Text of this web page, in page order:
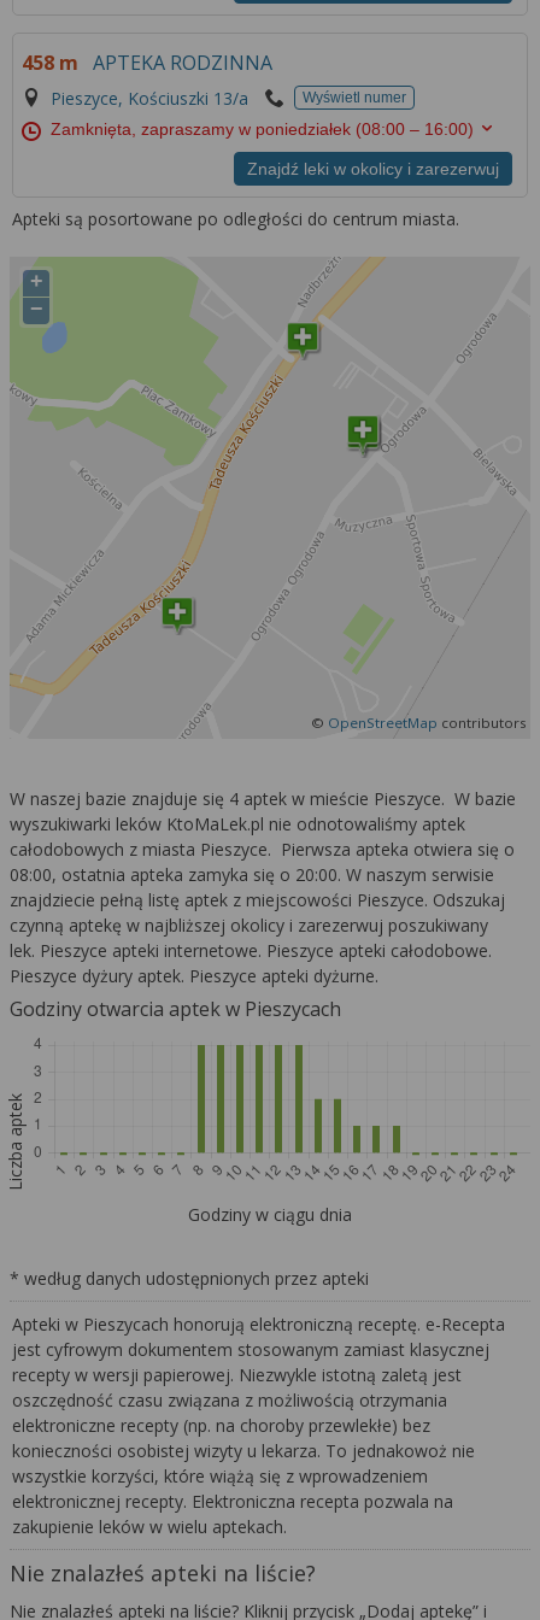
458 m APTEKA RODZINNA
Pieszyce, Kościuszki 13/a Wyświetl numer
Zamknięta, zapraszamy w poniedziałek (08:00 – 16:00)
Znajdź leki w okolicy i zarezerwuj
Apteki są posortowane po odległości do centrum miasta.
+
−
© OpenStreetMap contributors
W naszej bazie znajduje się 4 aptek w mieście Pieszyce. W bazie
wyszukiwarki leków KtoMaLek.pl nie odnotowaliśmy aptek
całodobowych z miasta Pieszyce. Pierwsza apteka otwiera się o
08:00, ostatnia apteka zamyka się o 20:00. W naszym serwisie
znajdziecie pełną listę aptek z miejscowości Pieszyce. Odszukaj
czynną aptekę w najbliższej okolicy i zarezerwuj poszukiwany
lek. Pieszyce apteki internetowe. Pieszyce apteki całodobowe.
Pieszyce dyżury aptek. Pieszyce apteki dyżurne.
Godziny otwarcia aptek w Pieszycach
Liczba aptek
Godziny w ciągu dnia
* według danych udostępnionych przez apteki
Apteki w Pieszycach honorują elektroniczną receptę. e-Recepta
jest cyfrowym dokumentem stosowanym zamiast klasycznej
recepty w wersji papierowej. Niezwykle istotną zaletą jest
oszczędność czasu związana z możliwością otrzymania
elektroniczne recepty (np. na choroby przewlekłe) bez
konieczności osobistej wizyty u lekarza. To jednakowoż nie
wszystkie korzyści, które wiążą się z wprowadzeniem
elektronicznej recepty. Elektroniczna recepta pozwala na
zakupienie leków w wielu aptekach.
Nie znalazłeś apteki na liście?
Nie znalazłeś apteki na liście? Kliknij przycisk „Dodaj aptekę” i
Więcej informacji na temat wykorzystywania
znajdziesz wRegulaminie Serwisu